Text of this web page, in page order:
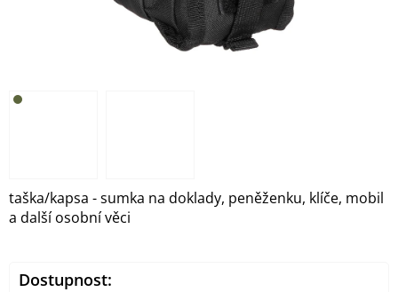
taška/kapsa - sumka na doklady, peněženku, klíče, mobil
a další osobní věci
Dostupnost: